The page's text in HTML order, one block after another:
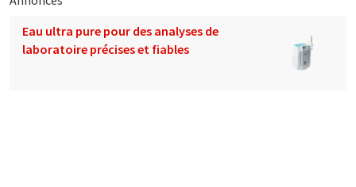
Eau ultra pure pour des analyses de
laboratoire précises et fiables